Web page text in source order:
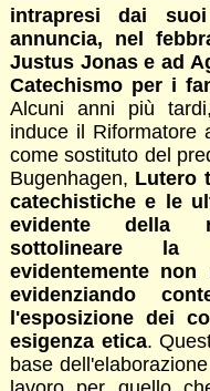
intrapresi dai
annuncia, nel
Justus Jonas e ad
Catechismo per i
Alcuni anni più
induce il Riformatore
come sostituto del
Bugenhagen, Lutero
catechistiche e le
evidente della
sottolineare la
evidentemente
evidenziando
l'esposizione dei
esigenza etica.
base